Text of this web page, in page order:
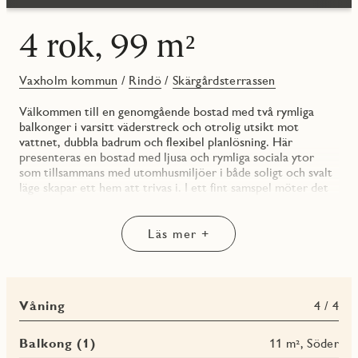
4 rok, 99 m²
Vaxholm kommun / Rindö /Skärgårdsterrassen
Välkommen till en genomgående bostad med två rymliga
balkonger i varsitt väderstreck och otrolig utsikt mot
vattnet, dubbla badrum och flexibel planlösning. Här
presenteras en bostad med ljusa och rymliga sociala ytor
som tillsammans med utomhusmiljöer i både soligt och svalt
läge skapar ett hem att trivas i. I ett fint samspel möter det
större matbord det luftiga vardagsrummet med generösa
ytor för en bekväm soffgrupp och läshörna. Utöver en
välkomnande hall och goda förvaringsmöjligheter
behov.
I originalutförandet är färgsättningen ljus och sober med en
mattlackad ekparkett och genomgående vitmålade väggar.
Läs mer +
Våning 4 / 4
Balkong (1) 11 m², Söder